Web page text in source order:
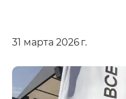
31 марта 2026 г.